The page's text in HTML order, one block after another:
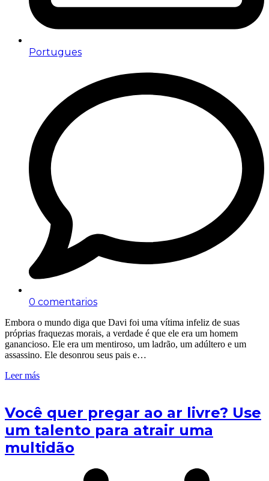
Portugues
0 comentarios
Embora o mundo diga que Davi foi uma vítima infeliz de suas
próprias fraquezas morais, a verdade é que ele era um homem
ganancioso. Ele era um mentiroso, um ladrão, um adúltero e um
assassino. Ele desonrou seus pais e…
Leer más
Você quer pregar ao ar livre? Use
um talento para atrair uma
multidão